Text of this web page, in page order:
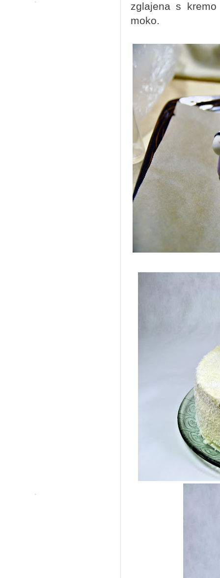
zglajena s
moko.